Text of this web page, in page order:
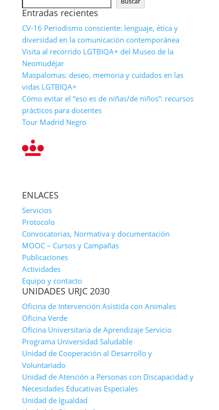
Entradas recientes
CV-16 Periodismo consciente: lenguaje, ética y
diversidad en la comunicación contemporánea
Visita al recorrido LGTBIQA+ del Museo de la
Neomudéjar
Maspalomas: deseo, memoria y cuidados en las
vidas LGTBIQA+
Cómo evitar el “eso es de niñas/de niños”: recursos
prácticos para docentes
Tour Madrid Negro
ENLACES
Servicios
Protocolo
Convocatorias, Normativa y documentación
MOOC – Cursos y Campañas
Publicaciones
Actividades
Equipo y contacto
UNIDADES URJC 2030
Oficina de Intervención Asistida con Animales
Oficina Verde
Oficina Universitaria de Aprendizaje Servicio
Programa Universidad Saludable
Unidad de Cooperación al Desarrollo y
Voluntariado
Unidad de Atención a Personas con Discapacidad y
Necesidades Educativas Especiales
Unidad de Igualdad